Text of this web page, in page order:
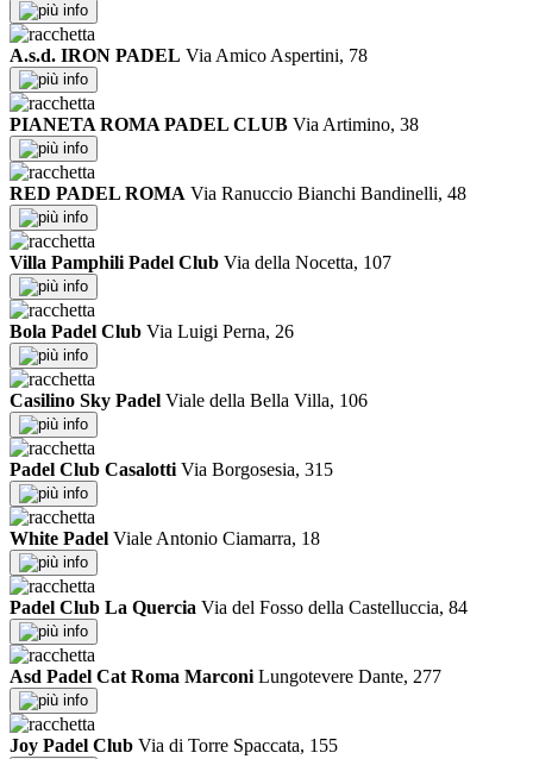
info
A.s.d. IRON PADEL Via Amico Aspertini, 78
info
PIANETA ROMA PADEL CLUB Via Artimino, 38
info
RED PADEL ROMA Via Ranuccio Bianchi Bandinelli, 48
info
Villa Pamphili Padel Club Via della Nocetta, 107
info
Bola Padel Club Via Luigi Perna, 26
info
Casilino Sky Padel Viale della Bella Villa, 106
info
Padel Club Casalotti Via Borgosesia, 315
info
White Padel Viale Antonio Ciamarra, 18
info
Padel Club La Quercia Via del Fosso della Castelluccia, 84
info
Asd Padel Cat Roma Marconi Lungotevere Dante, 277
info
Joy Padel Club Via di Torre Spaccata, 155